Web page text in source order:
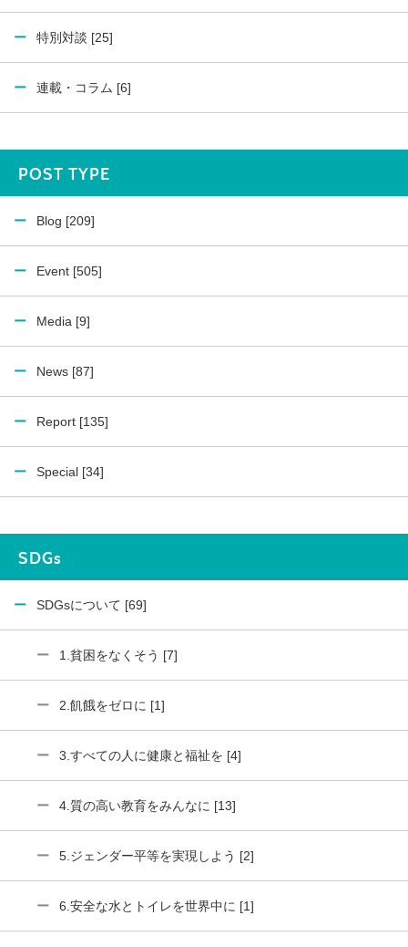
特別対談 [25]
連載・コラム [6]
POST TYPE
Blog [209]
Event [505]
Media [9]
News [87]
Report [135]
Special [34]
SDGs
SDGsについて [69]
1.貧困をなくそう [7]
2.飢餓をゼロに [1]
3.すべての人に健康と福祉を [4]
4.質の高い教育をみんなに [13]
5.ジェンダー平等を実現しよう [2]
6.安全な水とトイレを世界中に [1]